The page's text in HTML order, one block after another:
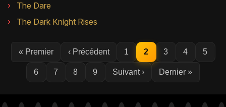
The Dare
The Dark Knight Rises
« Premier ‹ Précédent 1 2 3 4 5
6 7 8 9 Suivant › Dernier »